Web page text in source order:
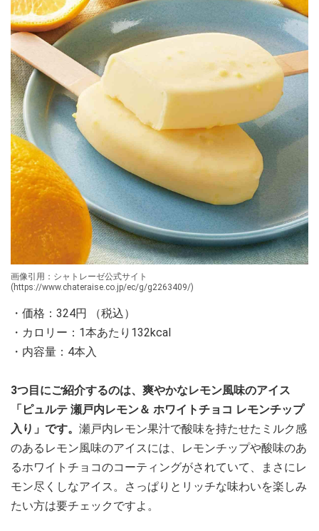
画像引用：シャトレーゼ公式サイト
(https://www.chateraise.co.jp/ec/g/g2263409/)
・価格：324円 （税込）
・カロリー：1本あたり132kcal
・内容量：4本入
3つ目にご紹介するのは、爽やかなレモン風味のアイス
「ピュルテ 瀬戸内レモン＆ ホワイトチョコ レモンチップ
入り」です。 瀬戸内レモン果汁で酸味を持たせたミルク感
のあるレモン風味のアイスには、レモンチップや酸味のあ
るホワイトチョコのコーティングがされていて、まさにレ
モン尽くしなアイス。さっぱりとリッチな味わいを楽しみ
たい方は要チェックですよ。